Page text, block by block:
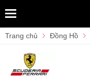
Trang chủ Đồng Hồ